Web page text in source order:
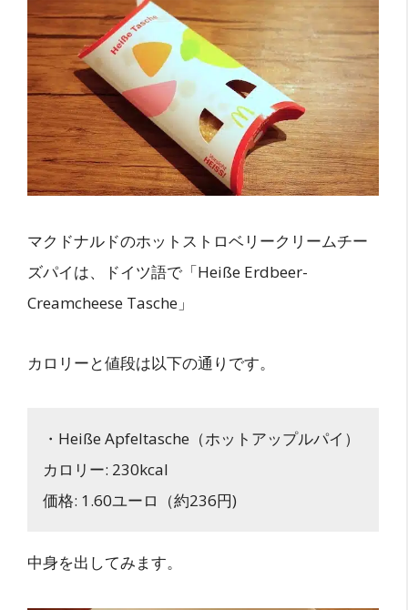
マクドナルドのホットストロベリークリームチー
ズパイは、ドイツ語で「Heiße Erdbeer-
Creamcheese Tasche」
カロリーと値段は以下の通りです。
・Heiße Apfeltasche（ホットアップルパイ）
カロリー: 230kcal
価格: 1.60ユーロ（約236円)
中身を出してみます。